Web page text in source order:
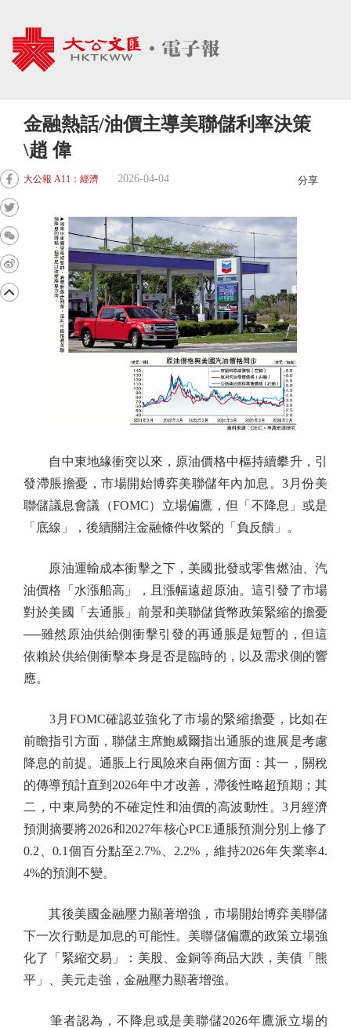
金融熱話/油價主導美聯儲利率決策
\趙 偉
大公報 A11：經濟 2026-04-04 分享
自中東地緣衝突以來，原油價格中樞持續攀升，引
發滯脹擔憂，市場開始博弈美聯儲年內加息。3月份美
聯儲議息會議（FOMC）立場偏鷹，但「不降息」或是
「底線」，後續關注金融條件收緊的「負反饋」。
原油運輸成本衝擊之下，美國批發或零售燃油、汽
油價格「水漲船高」，且漲幅遠超原油。這引發了市場
對於美國「去通脹」前景和美聯儲貨幣政策緊縮的擔憂
──雖然原油供給側衝擊引發的再通脹是短暫的，但這
依賴於供給側衝擊本身是否是臨時的，以及需求側的響
應。
3月FOMC確認並強化了市場的緊縮擔憂，比如在
前瞻指引方面，聯儲主席鮑威爾指出通脹的進展是考慮
降息的前提。通脹上行風險來自兩個方面：其一，關稅
的傳導預計直到2026年中才改善，滯後性略超預期；其
二，中東局勢的不確定性和油價的高波動性。3月經濟
預測摘要將2026和2027年核心PCE通脹預測分別上修了
0.2、0.1個百分點至2.7%、2.2%，維持2026年失業率4.
4%的預測不變。
其後美國金融壓力顯著增強，市場開始博弈美聯儲
下一次行動是加息的可能性。美聯儲偏鷹的政策立場強
化了「緊縮交易」：美股、金銅等商品大跌，美債「熊
平」、美元走強，金融壓力顯著增強。
筆者認為，不降息或是美聯儲2026年鷹派立場的